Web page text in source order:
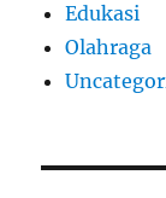
Edukasi
Olahraga